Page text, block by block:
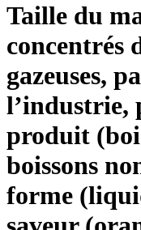
Taille du
concentrés
gazeuses,
l’industrie,
produit
boissons
forme